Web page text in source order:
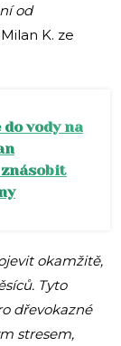
od
K. ze
vody na
okamžitě,
Tyto
dřevokazné
stresem,